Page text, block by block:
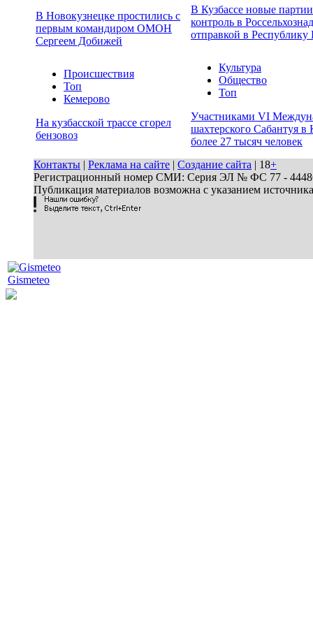
В Новокузнецке простились с
первым командиром ОМОН
Сергеем Добижей
В Кузбассе новые
контроль в
отправкой в Республику
Происшествия
Топ
Кемерово
На кузбасской трассе сгорел
бензовоз
Культура
Общество
Топ
Участниками VI
шахтерского Сабантуя в
более 27 тысяч человек
Контакты | Реклама на сайте | Создание сайта | 18+
Регистрационный номер СМИ: Серия ЭЛ № ФС 77 - 44486
Публикация материалов возможна с указанием
Gismeteo